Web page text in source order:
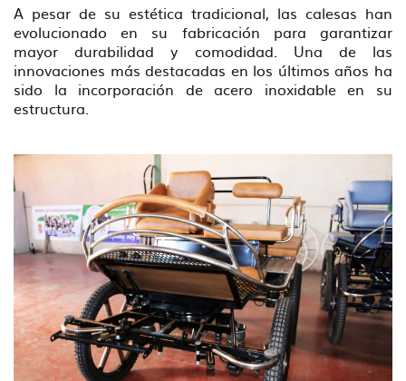
A pesar de su estética tradicional, las calesas han
evolucionado en su fabricación para garantizar
mayor durabilidad y comodidad. Una de las
innovaciones más destacadas en los últimos años ha
sido la incorporación de acero inoxidable en su
estructura.